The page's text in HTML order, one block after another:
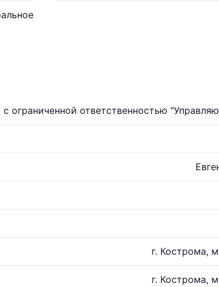
ограниченной ответственностью
г. Кострома,
г. Кострома,